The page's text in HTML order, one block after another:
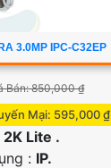
3.0MP IPC-C32EP
Bán: 850,000 ₫
Mại: 595,000 ₫
2K Lite .
: IP.